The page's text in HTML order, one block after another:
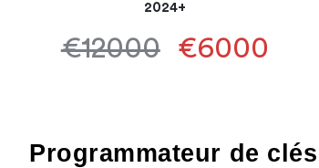
2024+
€12000 €6000
Programmateur de